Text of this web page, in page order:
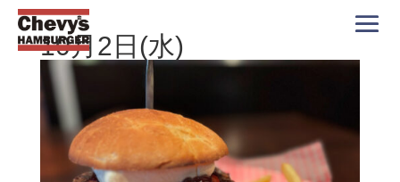
10月2日(水)